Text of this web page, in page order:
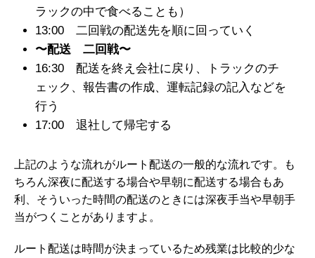
ラックの中で食べることも）
13:00 二回戦の配送先を順に回っていく
〜配送 二回戦〜
16:30 配送を終え会社に戻り、トラックのチ
ェック、報告書の作成、運転記録の記入などを
行う
17:00 退社して帰宅する
上記のような流れがルート配送の一般的な流れです。も
ちろん深夜に配送する場合や早朝に配送する場合もあ
利、そういった時間の配送のときには深夜手当や早朝手
当がつくことがありますよ。
ルート配送は時間が決まっているため残業は比較的少な